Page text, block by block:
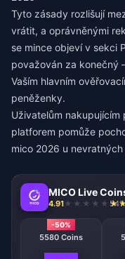
Tyto zásady rozlišují
vrátit, a oprávněnými
se mince objeví v sekci
považován za konečný
Vaším hlavním
peněženky.
Uživatelům
platforem pomůže
mico 2026 u
MICO Live
4.91
-50%
5580 Coins